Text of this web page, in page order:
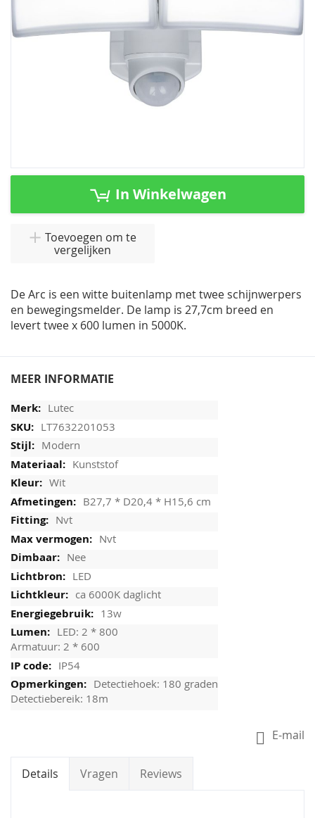
Ga
In Winkelwagen
Toevoegen om te
vergelijken
De Arc is een witte buitenlamp met twee schijnwerpers
en bewegingsmelder. De lamp is 27,7cm breed en
levert twee x 600 lumen in 5000K.
MEER INFORMATIE
Lutec
LT7632201053
Modern
Kunststof
Wit
B27,7 * D20,4 * H15,6 cm
Nvt
Nvt
Nee
LED
ca 6000K daglicht
13w
LED: 2 * 800
Armatuur: 2 * 600
IP54
Detectiehoek: 180 graden
Detectiebereik: 18m
E-mail
Details Vragen Reviews